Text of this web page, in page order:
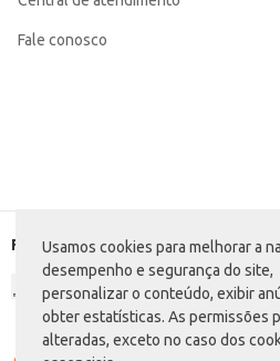
Usamos cookies para melhorar a
desempenho e segurança do site,
personalizar o conteúdo, exibir
obter estatísticas. As permissões
alteradas, exceto no caso dos
Fale conosco
Formas de pagamento